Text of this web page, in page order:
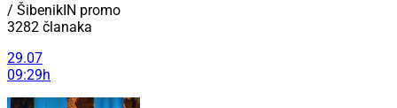
/ ŠibenikIN promo
3282 članaka
29.07
09:29h